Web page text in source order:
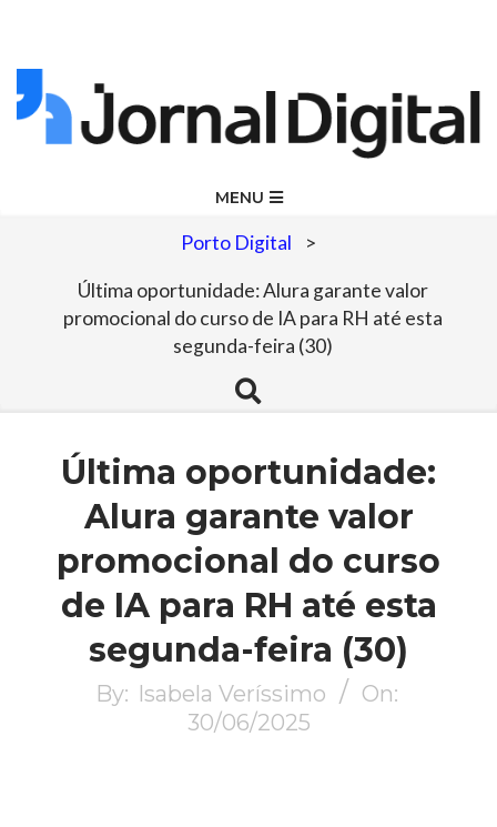
Skip
to
Jornal
Digital
MENU
Porto Digital >
Última oportunidade: Alura garante valor
promocional do curso de IA para RH até esta
segunda-feira (30)
Search
Última oportunidade:
Alura garante valor
promocional do curso
de IA para RH até esta
segunda-feira (30)
By: Isabela Veríssimo
On:
30/06/2025